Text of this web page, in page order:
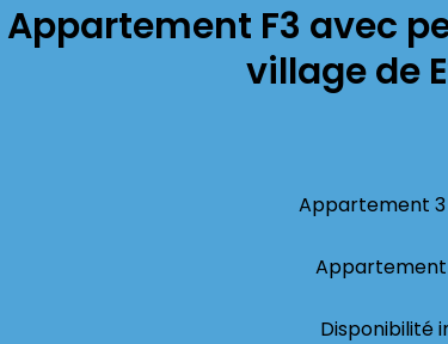
Appartement F3 avec
village de
Appartement 3
Appartement
Disponibilité